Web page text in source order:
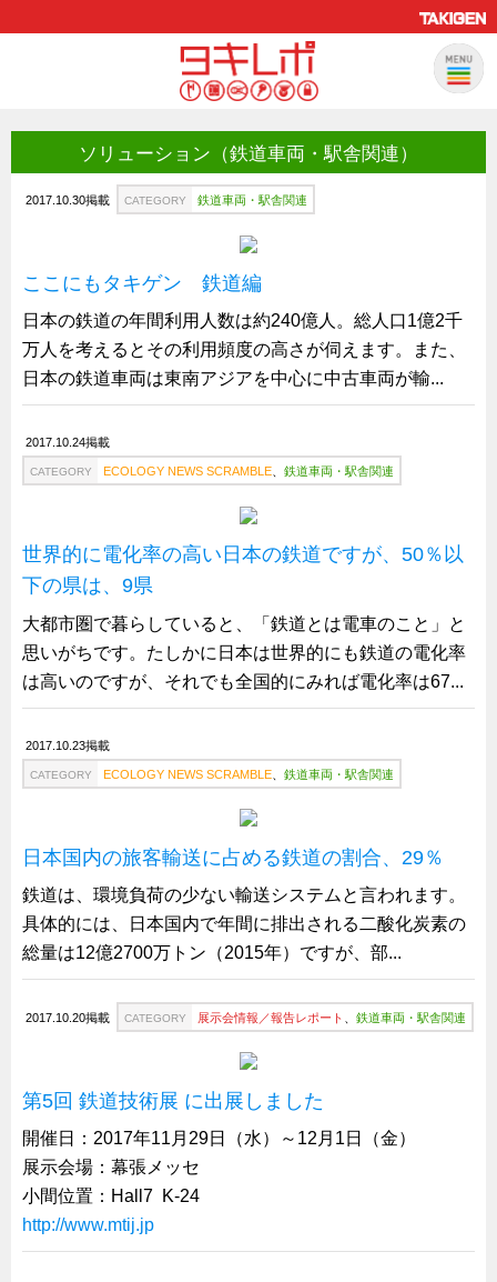
CATEGORY 製品情報
新製品ロケットニュース
ハイセキュリティ錠前TAKシリーズ
staffシリーズ
CFRP（炭素繊維強化プラスチック）
試作・特注品の事例集
SDGs配慮・脱炭素
省力化製品
配電盤・分電盤・キュービクル
医療・福祉・介護関連
ロボット・自動化装置関連
二次電池関連
再生可能エネルギー
農業関連
半導体製造装置関連
共同溝・無電柱化関連
サーバーラック・エンクロジャー
自動販売機・自動改札機関連
鉄道車両・駅舎関連
CATEGORY 連載
営業、丸ごとフカボリ
ソリューション（鉄道車両・駅舎関連）
2017.10.30掲載 CATEGORY 鉄道車両・駅舎関連
ここにもタキゲン 鉄道編
日本の鉄道の年間利用人数は約240億人。総人口1億2千
万人を考えるとその利用頻度の高さが伺えます。また、
日本の鉄道車両は東南アジアを中心に中古車両が輸...
2017.10.24掲載
CATEGORY ECOLOGY NEWS SCRAMBLE、 鉄道車両・駅舎関連
世界的に電化率の高い日本の鉄道ですが、50％以
下の県は、9県
大都市圏で暮らしていると、「鉄道とは電車のこと」と
思いがちです。たしかに日本は世界的にも鉄道の電化率
は高いのですが、それでも全国的にみれば電化率は67...
2017.10.23掲載
CATEGORY ECOLOGY NEWS SCRAMBLE 鉄道車両・駅舎関連
日本国内の旅客輸送に占める鉄道の割合、29％
鉄道は、環境負荷の少ない輸送システムと言われます。
具体的には、日本国内で年間に排出される二酸化炭素の
総量は12億2700万トン（2015年）ですが、部...
2017.10.20掲載 CATEGORY 展示会情報／報告レポート 鉄道車両・駅舎関連
第5回 鉄道技術展 に出展しました
開催日：2017年11月29日（水）～12月1日（金）
展示会場：幕張メッセ
小間位置：Hall7 K-24
http://www.mtij.jp